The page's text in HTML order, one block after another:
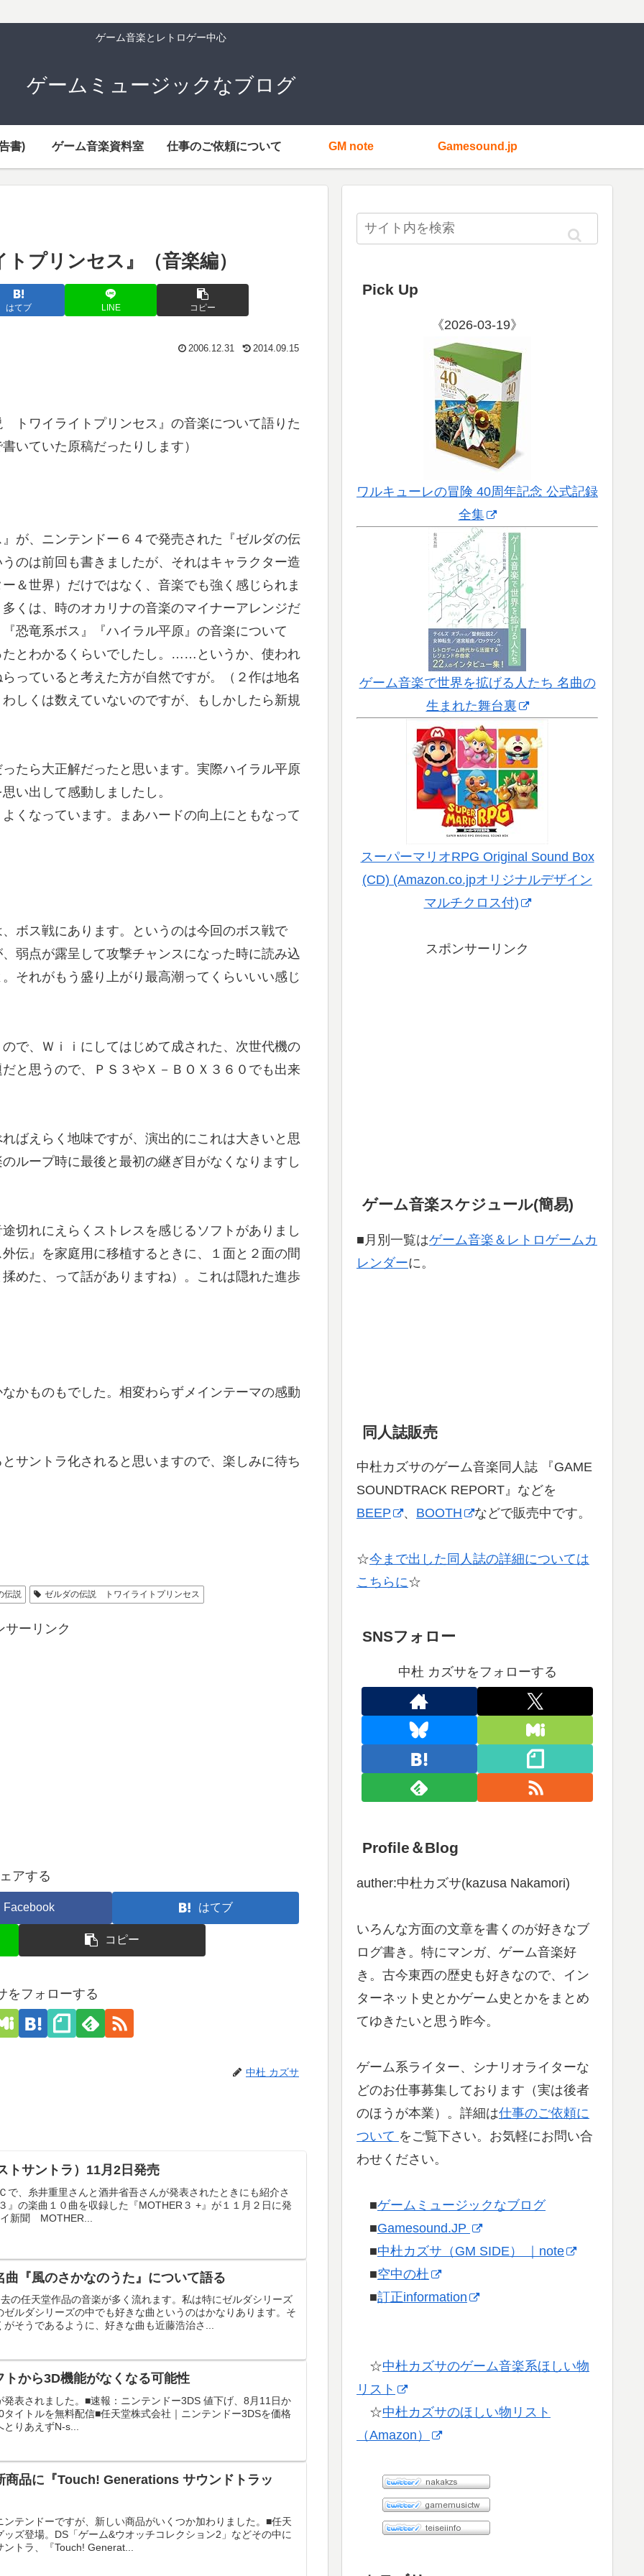
ゲーム音楽とレトロゲー中心
ゲームミュージックなブログ
書) ゲーム音楽資料室 仕事のご依頼について GM note Gamesound.jp
プリンセス』（音楽編）
はてブ LINE コピー
2006.12.31 2014.09.15
トワイライトプリンセス』の音楽について語りた
いていた原稿だったりします）
が、ニンテンドー６４で発売された『ゼルダの伝
のは前回も書きましたが、それはキャラクター造
＆世界）だけではなく、音楽でも強く感じられま
くは、時のオカリナの音楽のマイナーアレンジだ
恐竜系ボス』『ハイラル平原』の音楽について
とわかるくらいでしたし。……というか、使われ
っていると考えた方が自然ですが。（２作は地名
しくは数えていないのですが、もしかしたら新規
たら大正解だったと思います。実際ハイラル平原
い出して感動しましたし。
くなっています。まあハードの向上にともなって
ボス戦にあります。というのは今回のボス戦で
弱点が露呈して攻撃チャンスになった時に読み込
それがもう盛り上がり最高潮ってくらいいい感じ
で、Ｗｉｉにしてはじめて成された、次世代機の
と思うので、ＰＳ３やＸ－ＢＯＸ３６０でも出来
ばえらく地味ですが、演出的にこれは大きいと思
ループ時に最後と最初の継ぎ目がなくなりますし
切れにえらくストレスを感じるソフトがありまし
伝』を家庭用に移植するときに、１面と２面の間
めた、って話がありますね）。これは隠れた進歩
かものもでした。相変わらずメインテーマの感動
サントラ化されると思いますので、楽しみに待ち
伝説 ゼルダの伝説 トワイライトプリンセス
サーリンク
アする
Facebook はてブ
コピー
をフォローする
中杜 カズサ
トサントラ）11月2日発売
で、糸井重里さんと酒井省吾さんが発表されたときにも紹介さ
』の楽曲１０曲を収録した『MOTHER３ +』が１１月２日に発
新聞 MOTHER...
曲『風のさかなのうた』について語る
の任天堂作品の音楽が多く流れます。私は特にゼルダシリーズ
ルダシリーズの中でも好きな曲というのはかなりあります。そ
そうであるように、好きな曲も近藤浩治さ...
から3D機能がなくなる可能性
表されました。■速報：ニンテンドー3DS 値下げ、8月11日か
イトルを無料配信■任天堂株式会社｜ニンテンドー3DSを価格
りあえずN-s...
商品に『Touch! Generations サウンドトラッ
テンドーですが、新しい商品がいくつか加わりました。■任天
ズ登場。DS「ゲーム&ウオッチコレクション2」などその中に
トラ、『Touch! Generat...
Pick Up
《2026-03-19》
ワルキューレの冒険 40周年記念 公式記録
全集
ゲーム音楽で世界を拡げる人たち 名曲の
生まれた舞台裏
スーパーマリオRPG Original Sound Box
(CD) (Amazon.co.jpオリジナルデザイン
マルチクロス付)
スポンサーリンク
ゲーム音楽スケジュール(簡易)
■月別一覧はゲーム音楽＆レトロゲームカ
レンダーに。
同人誌販売
中杜カズサのゲーム音楽同人誌 『GAME
SOUNDTRACK REPORT』などを
BEEP
、 BOOTH などで販売中です。
☆今まで出した同人誌の詳細については
こちらに☆
SNSフォロー
中杜 カズサをフォローする
Profile＆Blog
auther:中杜カズサ(kazusa Nakamori)
いろんな方面の文章を書くのが好きなブ
ログ書き。特にマンガ、ゲーム音楽好
き。古今東西の歴史も好きなので、イン
ターネット史とかゲーム史とかをまとめ
てゆきたいと思う昨今。
ゲーム系ライター、シナリオライターな
どのお仕事募集しております（実は後者
のほうが本業）。詳細は仕事のご依頼に
ついて をご覧下さい。お気軽にお問い合
わせください。
■ゲームミュージックなブログ
■Gamesound.JP
■中杜カズサ（GM SIDE） ｜note
■空中の杜
■訂正information
☆中杜カズサのゲーム音楽系ほしい物
リスト
☆中杜カズサのほしい物リスト
（Amazon）